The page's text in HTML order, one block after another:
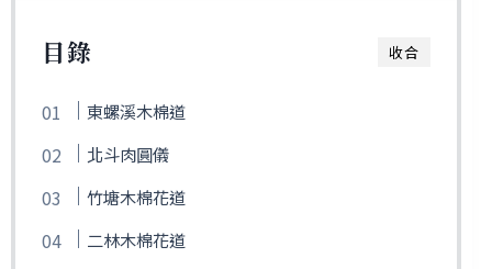
收合
目錄
東螺溪木棉道
北斗肉圓儀
竹塘木棉花道
二林木棉花道